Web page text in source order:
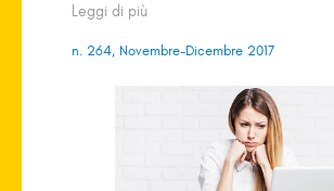
Leggi di più
n. 264, Novembre-Dicembre 2017